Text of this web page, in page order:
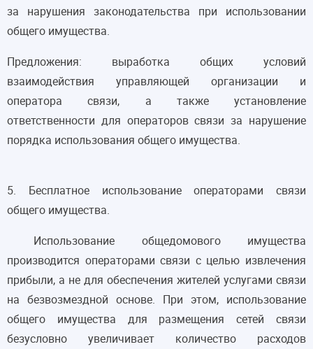
за нарушения законодательства при использовании
общего имущества.
Предложения: выработка общих условий
взаимодействия управляющей организации и
оператора связи, а также установление
ответственности для операторов связи за нарушение
порядка использования общего имущества.
5. Бесплатное использование операторами связи
общего имущества.
Использование общедомового имущества
производится операторами связи с целью извлечения
прибыли, а не для обеспечения жителей услугами связи
на безвозмездной основе. При этом, использование
общего имущества для размещения сетей связи
безусловно увеличивает количество расходов